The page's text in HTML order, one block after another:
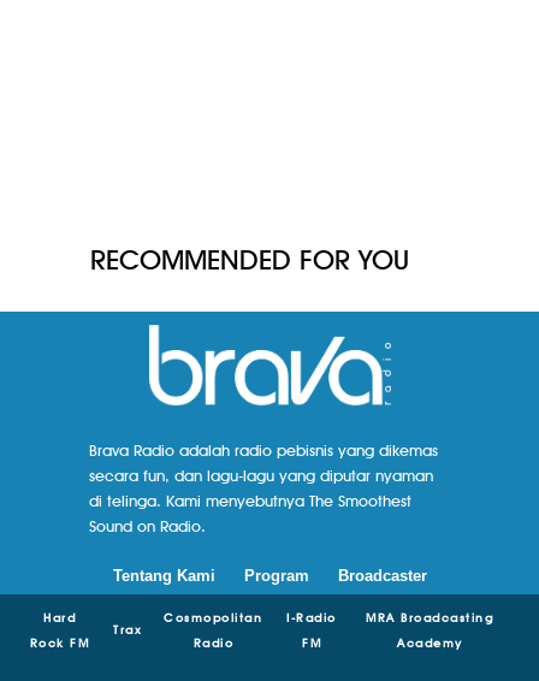
RECOMMENDED FOR YOU
Brava Radio adalah radio pebisnis yang dikemas
secara fun, dan lagu-lagu yang diputar nyaman
di telinga. Kami menyebutnya The Smoothest
Sound on Radio.
Tentang Kami Program Broadcaster
Hard
Rock FM
Trax
Cosmopolitan
Radio
I-Radio
FM
MRA Broadcasting
Academy